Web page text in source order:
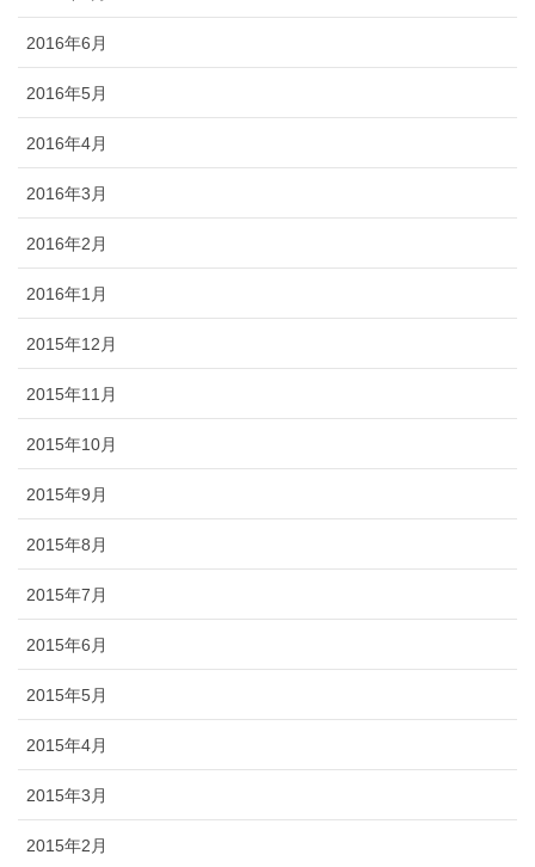
2016年6月
2016年5月
2016年4月
2016年3月
2016年2月
2016年1月
2015年12月
2015年11月
2015年10月
2015年9月
2015年8月
2015年7月
2015年6月
2015年5月
2015年4月
2015年3月
2015年2月